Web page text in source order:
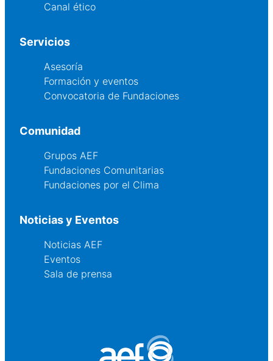
Canal ético
Servicios
Asesoría
Formación y eventos
Convocatoria de Fundaciones
Comunidad
Grupos AEF
Fundaciones Comunitarias
Fundaciones por el Clima
Noticias y Eventos
Noticias AEF
Eventos
Sala de prensa